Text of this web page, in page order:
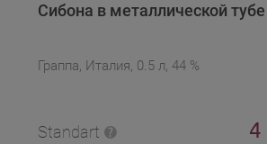
Сибона в металлической
Граппа, Италия, 0.5 л, 44 %
Standart 4